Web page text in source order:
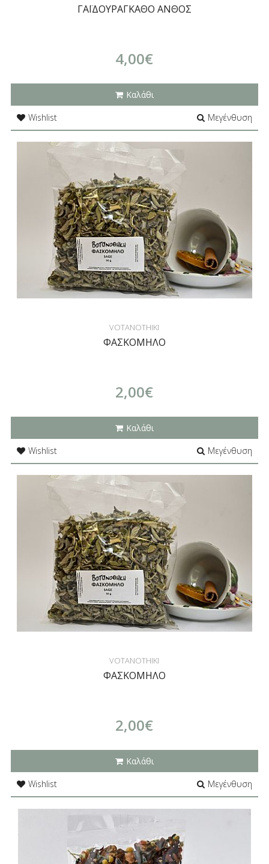
ΓΑΪΔΟΥΡΑΓΚΑΘΟ ΑΝΘΟΣ
4,00€
Καλάθι
Wishlist
Μεγένθυση
VOTANOTHIKI
ΦΑΣΚΟΜΗΛΟ
2,00€
Καλάθι
Wishlist
Μεγένθυση
VOTANOTHIKI
ΦΑΣΚΟΜΗΛΟ
2,00€
Καλάθι
Wishlist
Μεγένθυση